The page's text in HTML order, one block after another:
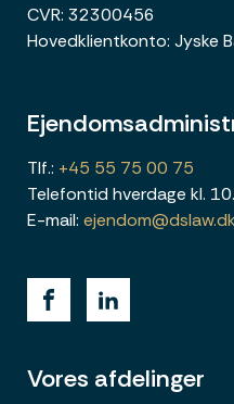
CVR: 32300456
Hovedklientkonto: Jyske
Tlf.: +45 55 75 00 75
Telefontid hverdage kl.
E-mail: ejendom@dslaw.dk
Vores afdelinger